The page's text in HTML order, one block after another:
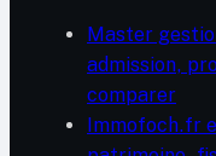
Master
admission,
comparer
Immofoch.fr